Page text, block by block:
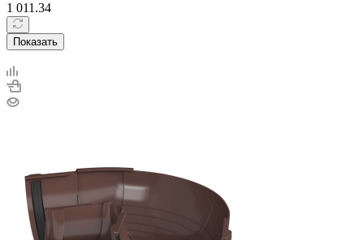
1 011.34
Показать